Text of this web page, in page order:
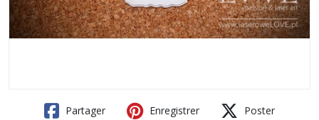
Partager Enregistrer Poster